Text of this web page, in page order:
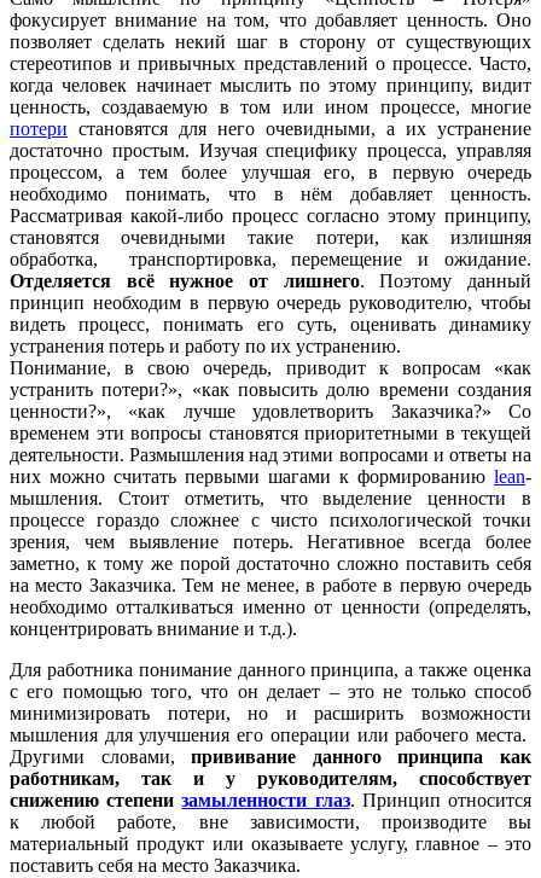
фокусирует внимание на том, что добавляет ценность. Оно
позволяет сделать некий шаг в сторону от существующих
стереотипов и привычных представлений о процессе. Часто,
когда человек начинает мыслить по этому принципу, видит
ценность, создаваемую в том или ином процессе, многие
потери становятся для него очевидными, а их устранение
достаточно простым. Изучая специфику процесса, управляя
процессом, а тем более улучшая его, в первую очередь
необходимо понимать, что в нём добавляет ценность.
Рассматривая какой-либо процесс согласно этому принципу,
становятся очевидными такие потери, как излишняя
обработка, транспортировка, перемещение и ожидание.
Отделяется всё нужное от лишнего. Поэтому данный
принцип необходим в первую очередь руководителю, чтобы
видеть процесс, понимать его суть, оценивать динамику
устранения потерь и работу по их устранению.
Понимание, в свою очередь, приводит к вопросам «как
устранить потери?», «как повысить долю времени создания
ценности?», «как лучше удовлетворить Заказчика?» Со
временем эти вопросы становятся приоритетными в текущей
деятельности. Размышления над этими вопросами и ответы на
них можно считать первыми шагами к формированию lean-
мышления. Стоит отметить, что выделение ценности в
процессе гораздо сложнее с чисто психологической точки
зрения, чем выявление потерь. Негативное всегда более
заметно, к тому же порой достаточно сложно поставить себя
на место Заказчика. Тем не менее, в работе в первую очередь
необходимо отталкиваться именно от ценности (определять,
концентрировать внимание и т.д.).
Для работника понимание данного принципа, а также оценка
с его помощью того, что он делает – это не только способ
минимизировать потери, но и расширить возможности
мышления для улучшения его операции или рабочего места.
Другими словами,прививание данного принципа как
работникам, так и у руководителям, способствует
снижению степенизамыленности глаз. Принцип относится
к любой работе, вне зависимости, производите вы
материальный продукт или оказываете услугу, главное – это
поставить себя на место Заказчика.